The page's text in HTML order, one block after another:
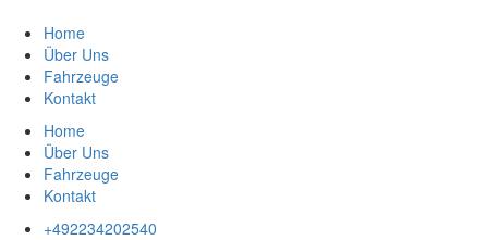
Inhalt
springen
Home
Über Uns
Fahrzeuge
Kontakt
Home
Über Uns
Fahrzeuge
Kontakt
+492234202540